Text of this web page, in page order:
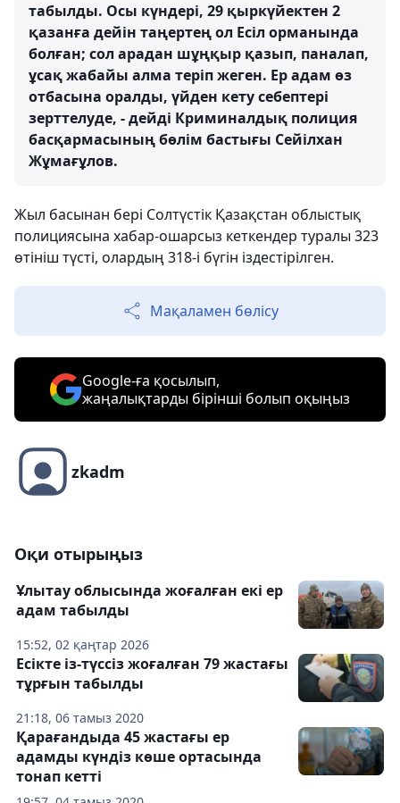
табылды. Осы күндері, 29 қыркүйектен 2
қазанға дейін таңертең ол Есіл орманында
болған; сол арадан шұңқыр қазып, паналап,
ұсақ жабайы алма теріп жеген. Ер адам өз
отбасына оралды, үйден кету себептері
зерттелуде, - дейді Криминалдық полиция
басқармасының бөлім бастығы Сейілхан
Жұмағұлов.
Жыл басынан бері Солтүстік Қазақстан облыстық
полициясына хабар-ошарсыз кеткендер туралы 323
өтініш түсті, олардың 318-і бүгін іздестірілген.
Мақаламен бөлісу
Google-ға қосылып,
жаңалықтарды бірінші болып оқыңыз
zkadm
Оқи отырыңыз
15:52, 02 қаңтар 2026
Ұлытау облысында жоғалған екі ер
адам табылды
21:18, 06 тамыз 2020
Есікте із-түссіз жоғалған 79 жастағы
тұрғын табылды
Қарағандыда 45 жастағы ер
адамды күндіз көше ортасында
тонап кетті